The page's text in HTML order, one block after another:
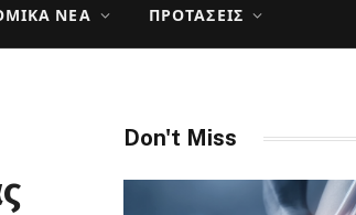
ΝΈΑ ΠΡΟΤΆΣΕΙΣ
Don't Miss